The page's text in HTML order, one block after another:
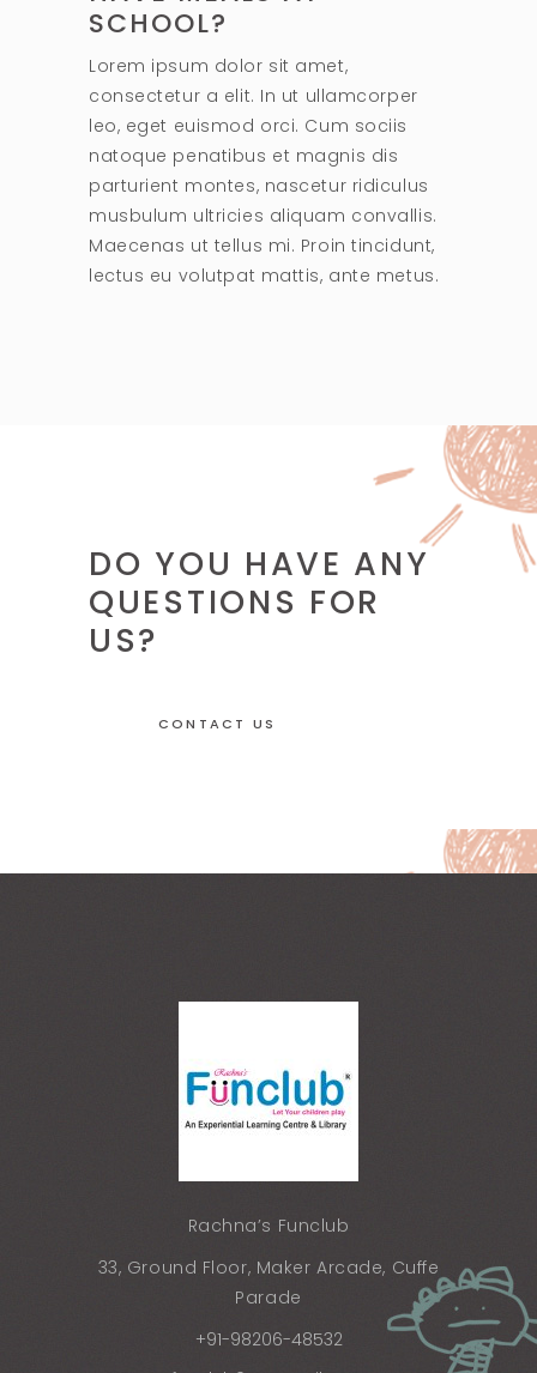
SCHOOL?
Lorem ipsum dolor sit amet,
consectetur a elit. In ut ullamcorper
leo, eget euismod orci. Cum sociis
natoque penatibus et magnis dis
parturient montes, nascetur ridiculus
musbulum ultricies aliquam convallis.
Maecenas ut tellus mi. Proin tincidunt,
lectus eu volutpat mattis, ante metus.
DO YOU HAVE ANY
QUESTIONS FOR
US?
CONTACT US
Rachna’s Funclub
33, Ground Floor, Maker Arcade, Cuffe
Parade
+91-98206-48532